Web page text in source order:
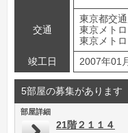
交通
東京都交
東京メト
東京メト
竣工日
2007年01
5部屋の募集があります
部屋詳細
21階２１１４